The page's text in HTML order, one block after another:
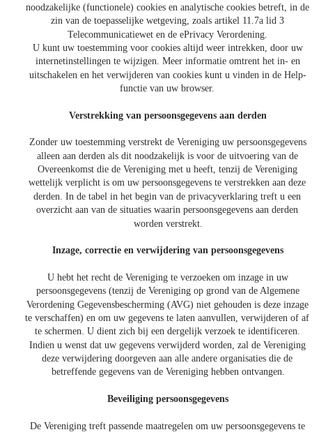
noodzakelijke (functionele) cookies en analytische cookies betreft, in de
zin van de toepasselijke wetgeving, zoals artikel 11.7a lid 3
Telecommunicatiewet en de ePrivacy Verordening.
U kunt uw toestemming voor cookies altijd weer intrekken, door uw
internetinstellingen te wijzigen. Meer informatie omtrent het in- en
uitschakelen en het verwijderen van cookies kunt u vinden in de Help-
functie van uw browser.
Verstrekking van persoonsgegevens aan derden
Zonder uw toestemming verstrekt de Vereniging uw persoonsgegevens
alleen aan derden als dit noodzakelijk is voor de uitvoering van de
Overeenkomst die de Vereniging met u heeft, tenzij de Vereniging
wettelijk verplicht is om uw persoonsgegevens te verstrekken aan deze
derden. In de tabel in het begin van de privacyverklaring treft u een
overzicht aan van de situaties waarin persoonsgegevens aan derden
worden verstrekt.
Inzage, correctie en verwijdering van persoonsgegevens
U hebt het recht de Vereniging te verzoeken om inzage in uw
persoonsgegevens (tenzij de Vereniging op grond van de Algemene
Verordening Gegevensbescherming (AVG) niet gehouden is deze inzage
te verschaffen) en om uw gegevens te laten aanvullen, verwijderen of af
te schermen. U dient zich bij een dergelijk verzoek te identificeren.
Indien u wenst dat uw gegevens verwijderd worden, zal de Vereniging
deze verwijdering doorgeven aan alle andere organisaties die de
betreffende gegevens van de Vereniging hebben ontvangen.
Beveiliging persoonsgegevens
De Vereniging treft passende maatregelen om uw persoonsgegevens te